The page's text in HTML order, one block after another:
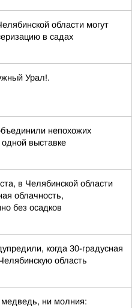
области могут
в садах
Урал!.
непохожих
выставке
в Челябинской области
облачность,
без осадков
когда 30-градусная
область
ни молния: